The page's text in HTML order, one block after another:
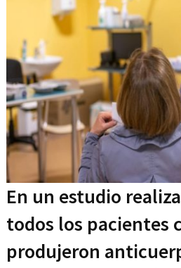
En un estudio
todos los pacientes
produjeron